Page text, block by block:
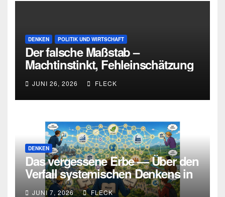
DENKEN POLITIK UND WIRTSCHAFT
Der falsche Maßstab –
Machtinstinkt, Fehleinschätzung
und die Grenzen intellektueller
Urteilskraft
JUNI 26, 2026 FLECK
DENKEN
Das vergessene Erbe — Über den
Verfall systemischen Denkens in
Deutschland
JUNI 7, 2026 FLECK